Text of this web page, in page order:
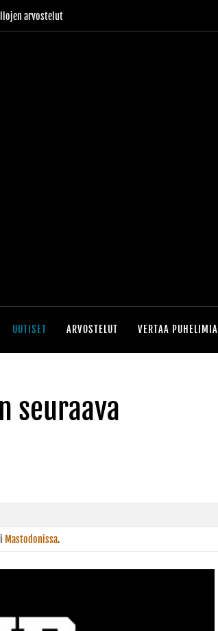
arvostelut
UUTISET ARVOSTELUT VERTAA PUHELIMIA
seuraava
Mastodonissa.